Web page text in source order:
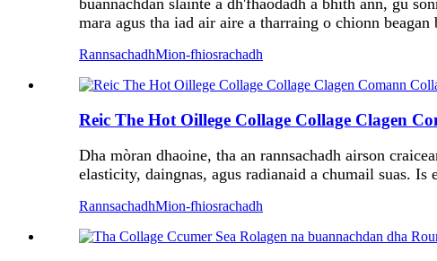
mara agus tha iad air aire a tharraing o chionn
RannsachadhMion-fhiosrachadh
Reic The Hot Oillege Collage Collage Clagen
Dha mòran dhaoine, tha an rannsachadh airson
elasticity, daingnas, agus radianaid a chumail suas.
RannsachadhMion-fhiosrachadh